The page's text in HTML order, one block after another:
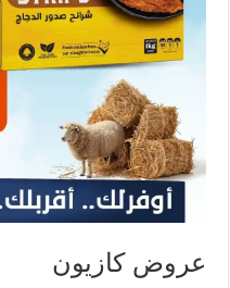
عروض كازيون